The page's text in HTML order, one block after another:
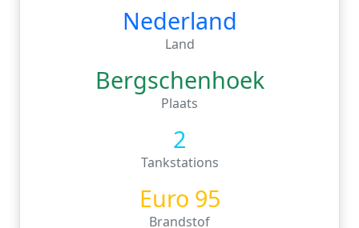
Nederland
Land
Bergschenhoek
Plaats
2
Tankstations
Euro 95
Brandstof